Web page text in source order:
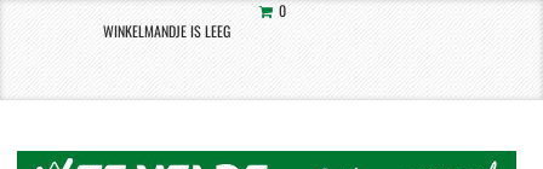
0
WINKELMANDJE IS LEEG